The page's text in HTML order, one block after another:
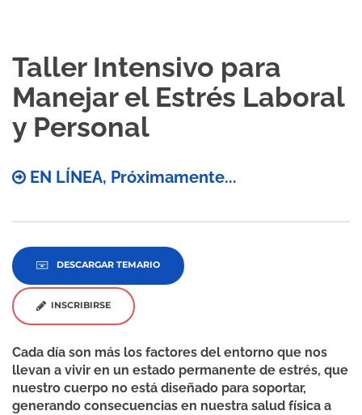
Taller Intensivo para
Manejar el Estrés Laboral
y Personal
EN LÍNEA, Próximamente...
DESCARGAR TEMARIO
INSCRIBIRSE
Cada día son más los factores del entorno que nos
llevan a vivir en un estado permanente de estrés, que
nuestro cuerpo no está diseñado para soportar,
generando consecuencias en nuestra salud física a